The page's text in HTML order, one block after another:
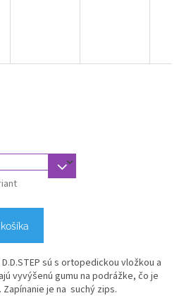
sú s ortopedickou vložkou a
vyvýšenú gumu na podrážke, čo je
je na suchý zips.